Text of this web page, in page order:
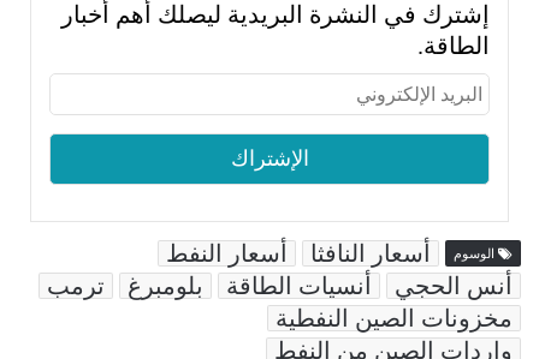
إشترك في النشرة البريدية ليصلك أهم أخبار
الطاقة.
الوسوم أسعار النافثا
أسعار النفط
أنس الحجي
أنسيات الطاقة بلومبرغ
ترمب
مخزونات الصين النفطية
واردات الصين من النفط